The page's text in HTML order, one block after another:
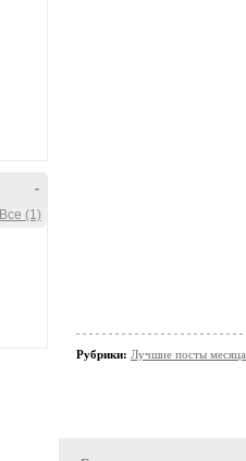
-
Все (1)
Рубрики: Лучшие посты месяца